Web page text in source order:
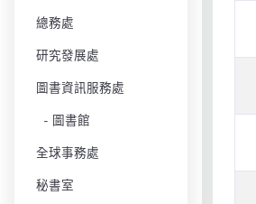
總務處
研究發展處
圖書資訊服務處
圖書館
全球事務處
秘書室